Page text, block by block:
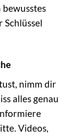
Schlüssel
nimm dir
alles genau
Videos,